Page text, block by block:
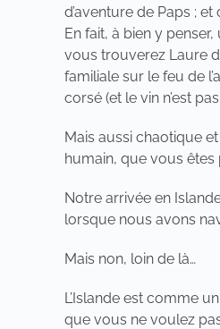
d’aventure de Paps ;
En fait, à bien y
vous trouverez Laure
familiale sur le feu de
corsé (et le vin n’est
Mais aussi chaotique
humain, que vous
Notre arrivée en
lorsque nous avons
Mais non, loin de là…
L’Islande est comme
que vous ne voulez